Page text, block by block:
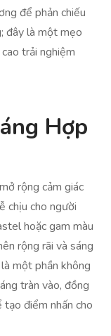
để phản chiếu
đây là một mẹo
trải nghiệm
Hợp
rộng cảm giác
chịu cho người
hoặc gam màu
rộng rãi và sáng
một phần không
tràn vào, đồng
điểm nhấn cho